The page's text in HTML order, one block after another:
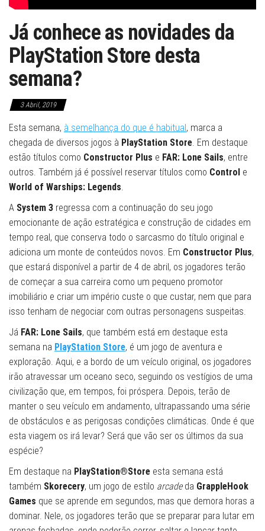
Já conhece as novidades da
PlayStation Store desta
semana?
3 Abril, 2019
Esta semana, à semelhança do que é habitual, marca a
chegada de diversos jogos à PlayStation Store. Em destaque
estão títulos como Constructor Plus e FAR: Lone Sails, entre
outros. Também já é possível reservar títulos como Control e
World of Warships: Legends.
A System 3 regressa com a continuação do seu jogo
emocionante de ação estratégica e construção de cidades em
tempo real, que conserva todo o sarcasmo do título original e
adiciona um monte de conteúdos novos. Em Constructor Plus,
que estará disponível a partir de 4 de abril, os jogadores terão
de começar a sua carreira como um pequeno promotor
imobiliário e criar um império custe o que custar, nem que para
isso tenham de negociar com outras personagens suspeitas.
Já FAR: Lone Sails, que também está em destaque esta
semana na PlayStation Store, é um jogo de aventura e
exploração. Aqui, e a bordo de um veículo original, os jogadores
irão atravessar um oceano seco, seguindo os vestígios de uma
civilização que, em tempos, foi próspera. Depois, terão de
manter o seu veículo em andamento, ultrapassando uma série
de obstáculos e as perigosas condições climáticas. Onde é que
esta viagem os irá levar? Será que vão ser os últimos da sua
espécie?
Em destaque na PlayStation®Store esta semana está
também Skorecery, um jogo de estilo arcadeda GrappleHook
Games que se aprende em segundos, mas que demora horas a
dominar. Nele, os jogadores terão que se preparar para lutar em